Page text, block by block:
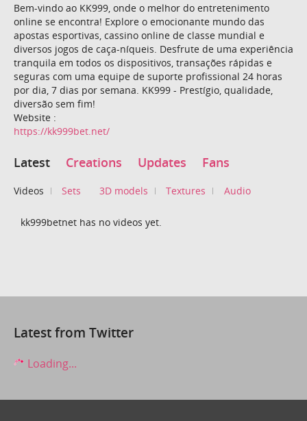
Bem-vindo ao KK999, onde o melhor do entretenimento
online se encontra! Explore o emocionante mundo das
apostas esportivas, cassino online de classe mundial e
diversos jogos de caça-níqueis. Desfrute de uma experiência
tranquila em todos os dispositivos, transações rápidas e
seguras com uma equipe de suporte profissional 24 horas
por dia, 7 dias por semana. KK999 - Prestígio, qualidade,
diversão sem fim!
Website :
https://kk999bet.net/
Latest Creations Updates Fans
Videos Sets 3D models Textures Audio
kk999betnet has no videos yet.
Latest from Twitter
Loading...